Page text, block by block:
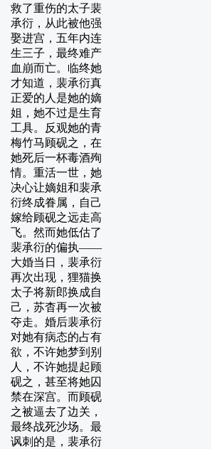
救了重伤的太子裴
承衍，从此被他强
娶进宫，五年内连
生三子，最终难产
血崩而亡。临终她
才知道，裴承衍真
正爱的人是她的嫡
姐，她不过是生育
工具。反观她的青
梅竹马顾砚之，在
她死后一杯毒酒殉
情。重活一世，她
决心让嫡姐和裴承
衍终成眷属，自己
嫁给顾砚之远走高
飞。然而她低估了
裴承衍的偏执——
大婚当日，裴承衍
再次出现，狸猫换
太子将新郎换成自
己，苏杳再一次被
夺走。婚后裴承衍
对她有病态的占有
欲，不许她梦到别
人，不许她提起顾
砚之，甚至将她囚
禁在深宫。而顾砚
之被逼去了边关，
最终战死沙场。最
讽刺的是，裴承衍